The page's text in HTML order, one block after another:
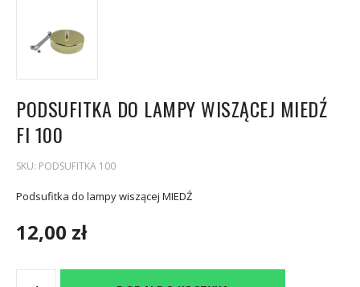
PODSUFITKA DO LAMPY WISZĄCEJ MIEDŹ
FI 100
SKU: PODSUFITKA 100
Podsufitka do lampy wiszącej MIEDŹ
12,00 zł